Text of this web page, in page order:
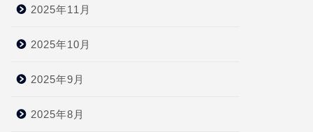
2025年11月
2025年10月
2025年9月
2025年8月